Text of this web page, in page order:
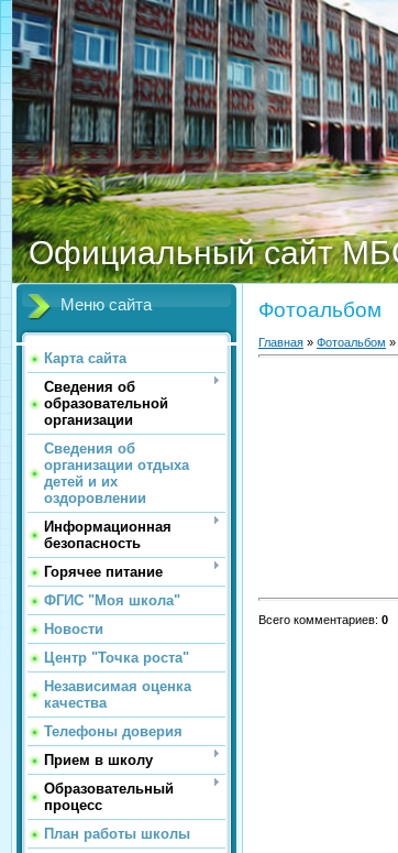
Официальный сайт
Меню сайта
Карта сайта
Сведения об
образовательной
организации
Сведения об
организации отдыха
детей и их
оздоровлении
Информационная
безопасность
Горячее питание
ФГИС "Моя школа"
Новости
Центр "Точка роста"
Независимая оценка
качества
Телефоны доверия
Прием в школу
Образовательный
процесс
План работы школы
Фотоальбом
Главная » Фотоальбом »
Всего комментариев: 0